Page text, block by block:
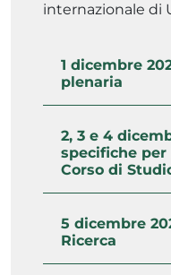
internazionale di
1 dicembre
plenaria
2, 3 e 4
specifiche
Corso di
5 dicembre
Ricerca